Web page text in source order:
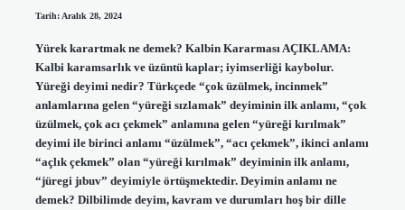
Tarih: Aralık 28, 2024
Yürek karartmak ne demek? Kalbin Kararması AÇIKLAMA:
Kalbi karamsarlık ve üzüntü kaplar; iyimserliği kaybolur.
Yüreği deyimi nedir? Türkçede “çok üzülmek, incinmek”
anlamlarına gelen “yüreği sızlamak” deyiminin ilk anlamı, “çok
üzülmek, çok acı çekmek” anlamına gelen “yüreği kırılmak”
deyimi ile birinci anlamı “üzülmek”, “acı çekmek”, ikinci anlamı
“açlık çekmek” olan “yüreği kırılmak” deyiminin ilk anlamı,
“jüregi jıbuv” deyimiyle örtüşmektedir. Deyimin anlamı ne
demek? Dilbilimde deyim, kavram ve durumları hoş bir dille